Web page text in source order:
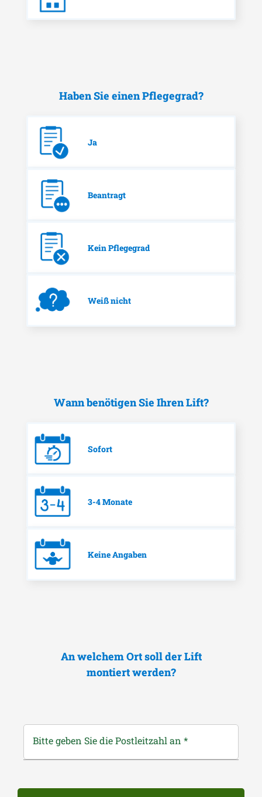
Haben Sie einen Pflegegrad?
Ja
Beantragt
Kein Pflegegrad
Weiß nicht
Wann benötigen Sie Ihren Lift?
Sofort
3-4 Monate
Keine Angaben
An welchem Ort soll der Lift
montiert werden?
Bitte geben Sie die Postleitzahl an *